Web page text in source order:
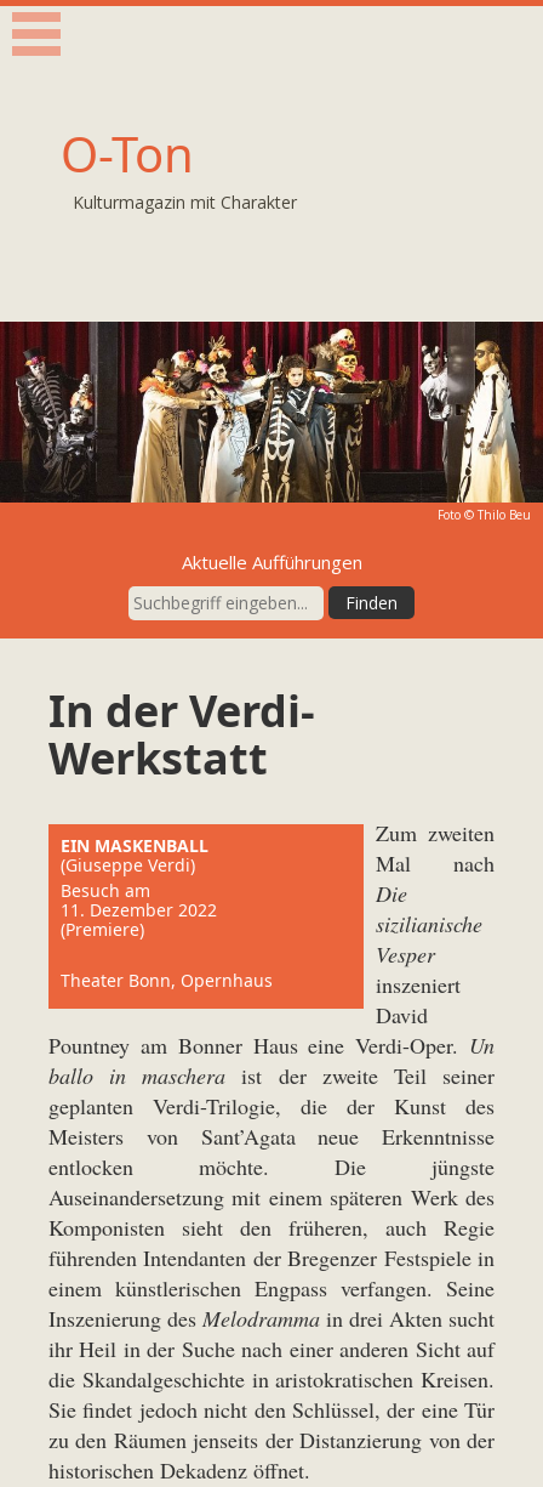
O-Ton
Kulturmagazin mit Charakter
Foto © Thilo Beu
Aktuelle Aufführungen
In der Verdi-
Werkstatt
EIN MASKENBALL
(Giuseppe Verdi)
Besuch am
11. Dezember 2022
(Premiere)
Theater Bonn, Opernhaus
Zum zweiten
Mal nach
Die
sizilianische
Vesper
inszeniert
David
Pountney am Bonner Haus eine Verdi-Oper. Un
ballo in maschera ist der zweite Teil seiner
geplanten Verdi-Trilogie, die der Kunst des
Meisters von Sant’Agata neue Erkenntnisse
entlocken möchte. Die jüngste
Auseinandersetzung mit einem späteren Werk des
Komponisten sieht den früheren, auch Regie
führenden Intendanten der Bregenzer Festspiele in
einem künstlerischen Engpass verfangen. Seine
Inszenierung des Melodramma in drei Akten sucht
ihr Heil in der Suche nach einer anderen Sicht auf
die Skandalgeschichte in aristokratischen Kreisen.
Sie findet jedoch nicht den Schlüssel, der eine Tür
zu den Räumen jenseits der Distanzierung von der
historischen Dekadenz öffnet.